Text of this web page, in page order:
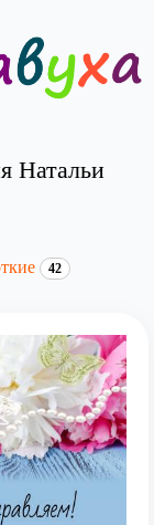
Натальи
42